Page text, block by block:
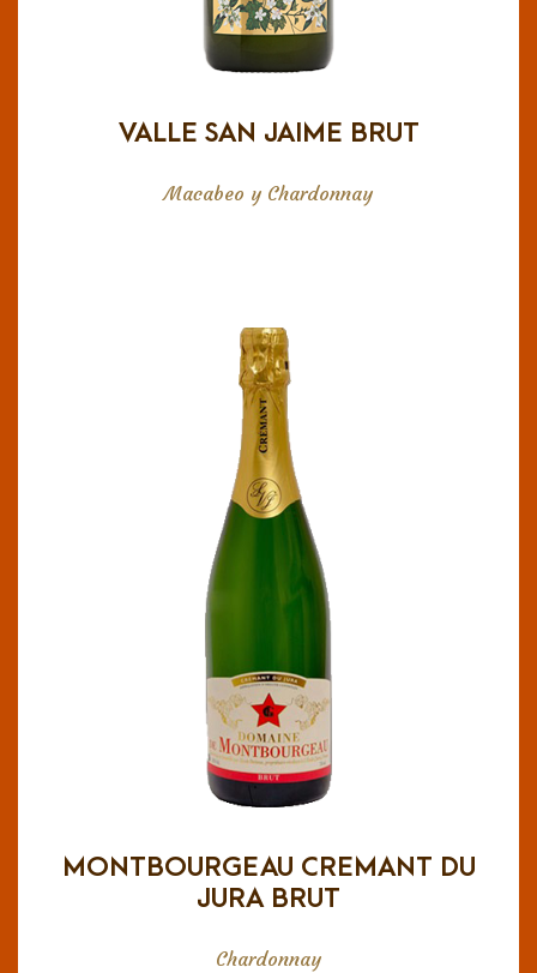
VALLE SAN JAIME BRUT
Macabeo y Chardonnay
MONTBOURGEAU CREMANT DU
JURA BRUT
Chardonnay
MONTBOURGEAU CREMANT
DU JURA BRUT
DOP Jura (francia)
aperitivo sabio y agradable; su fructosidad
acompaña deliciosamente al postre.